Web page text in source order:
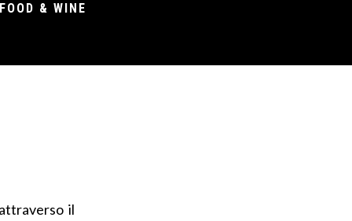
FOOD & WINE
il